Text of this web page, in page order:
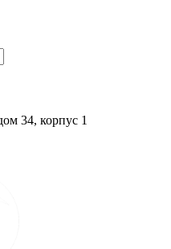
34, корпус 1